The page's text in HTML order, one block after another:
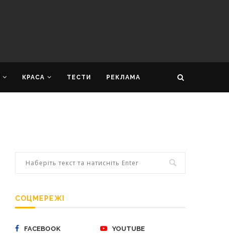
КРАСА ТЕСТИ РЕКЛАМА
СОЦМЕРЕЖІ
FACEBOOK YOUTUBE